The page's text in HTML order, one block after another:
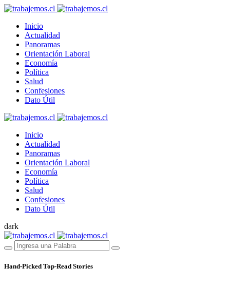
Inicio
Actualidad
Panoramas
Orientación Laboral
Economía
Política
Salud
Confesiones
Dato Útil
Inicio
Actualidad
Panoramas
Orientación Laboral
Economía
Política
Salud
Confesiones
Dato Útil
dark
Hand-Picked Top-Read Stories